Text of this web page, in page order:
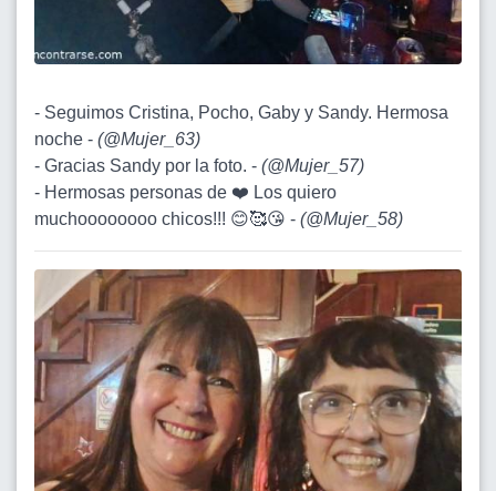
- Seguimos Cristina, Pocho, Gaby y Sandy. Hermosa
noche - (@Mujer_63)
- Gracias Sandy por la foto. - (@Mujer_57)
- Hermosas personas de ❤️ Los quiero
muchoooooooo chicos!!! 😊🥰😘 - (@Mujer_58)